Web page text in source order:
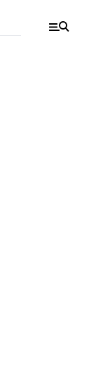
Жердевке